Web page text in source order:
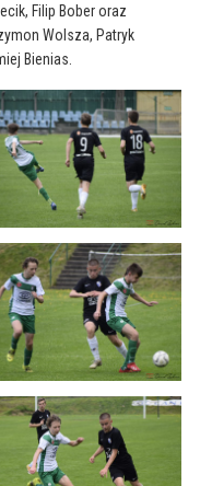
Filip Bober oraz
Wolsza, Patryk
Bienias.